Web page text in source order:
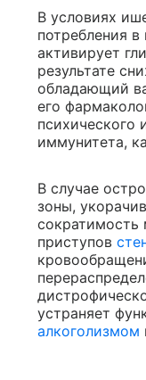
В условиях
потребления
активирует
результате
обладающий
его
психического
иммунитета,
В случае
зоны,
сократимость
приступов
устраняет
алкоголизмом